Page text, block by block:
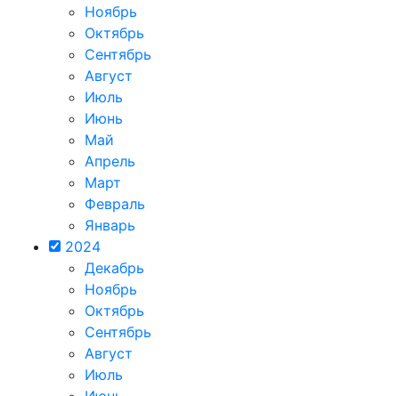
Ноябрь
Октябрь
Сентябрь
Август
Июль
Июнь
Май
Апрель
Март
Февраль
Январь
2024
Декабрь
Ноябрь
Октябрь
Сентябрь
Август
Июль